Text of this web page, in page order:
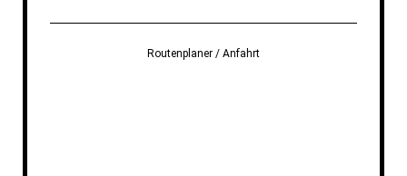
Routenplaner / Anfahrt